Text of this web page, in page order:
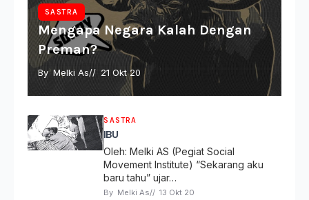
SASTRA
Mengapa Negara Kalah Dengan
Preman?
By Melki As// 21 Okt 20
SASTRA
IBU
Oleh: Melki AS (Pegiat Social
Movement Institute) “Sekarang aku
baru tahu” ujar…
By Melki As// 13 Okt 20